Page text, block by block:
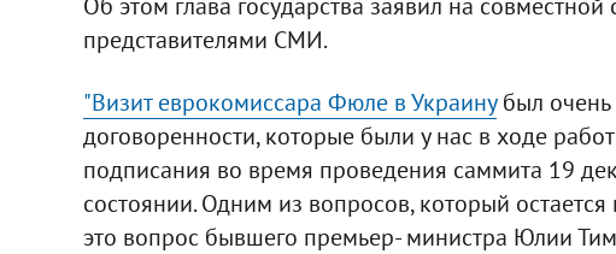
представителями СМИ.
"Визит еврокомиссара Фюле в Украинубыл очень
договоренности, которые были у нас в ходе
подписания во время проведения саммита 19
состоянии. Одним из вопросов, который
это вопрос бывшего премьер- министра Юлии